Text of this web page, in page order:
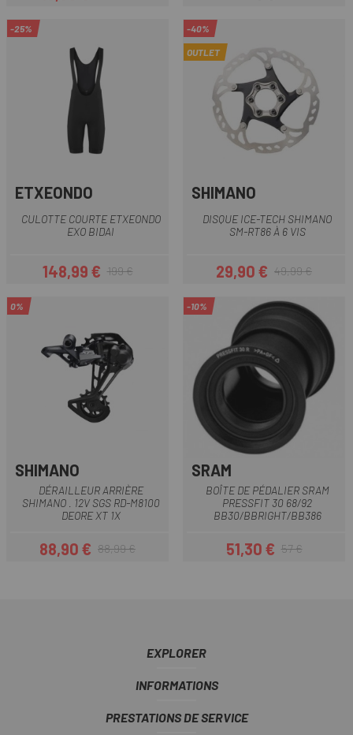
-25%
ETXEONDO
CULOTTE COURTE ETXEONDO
EXO BIDAI
Prix
148,99 €Prix habituel
199 €
-40%
OUTLET
SHIMANO
DISQUE ICE-TECH SHIMANO
SM-RT86 À 6 VIS
Prix
29,90 €Prix habituel
49,99 €
0%
SHIMANO
DÉRAILLEUR ARRIÈRE
SHIMANO . 12V SGS RD-M8100
DEORE XT 1X
Prix
88,90 €Prix habituel
88,99 €
-10%
SRAM
BOÎTE DE PÉDALIER SRAM
PRESSFIT 30 68/92
BB30/BBRIGHT/BB386
Prix
51,30 €Prix habituel
57 €
EXPLORER
INFORMATIONS
PRESTATIONS DE SERVICE